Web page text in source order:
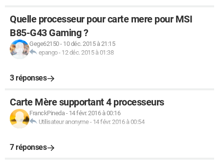
Quelle processeur pour carte mere pour MSI
B85-G43 Gaming ?
Gege62150- 10 déc. 2015 à 21:15
epango- 12 déc. 2015 à 01:38
3 réponses
Carte Mère supportant 4 processeurs
FranckPineda- 14 févr. 2016 à 00:16
Utilisateur anonyme- 14 févr. 2016 à 00:54
7 réponses